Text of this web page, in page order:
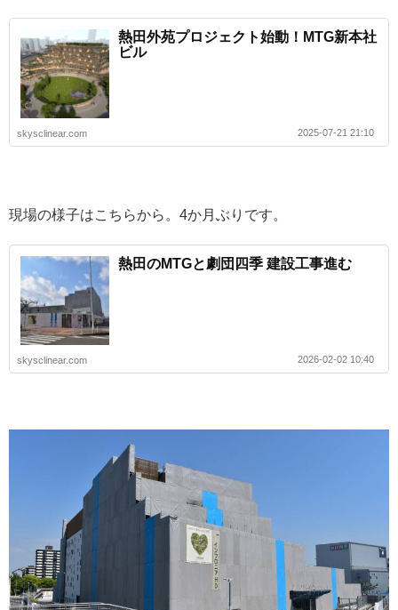
熱田外苑プロジェクト始動！MTG新本社
ビル
skysclinear.com 2025-07-21 21:10
現場の様子はこちらから。4か月ぶりです。
熱田のMTGと劇団四季 建設工事進む
skysclinear.com 2026-02-02 10:40